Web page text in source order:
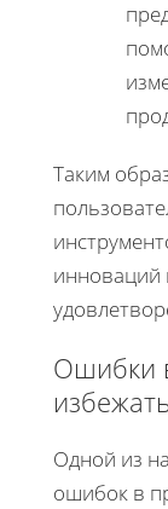
Таким
Ошибки
Одной из
ошибок в